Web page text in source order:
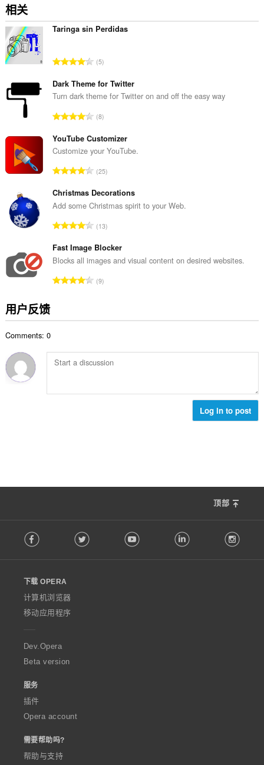
相关
Taringa sin Perdidas
总
分
次
：
5
Dark Theme for Twitter
Turn dark theme for Twitter on and off the easy way
总
分
次
：
8
YouTube Customizer
Customize your YouTube.
总
分
次
：
25
Christmas Decorations
Add some Christmas spirit to your Web.
总
分
次
：
13
Fast Image Blocker
Blocks all images and visual content on desired websites.
总
9
用户反馈
Comments: 0
Log in to post
顶部
o
w
O
p
e
a
Facebook Twitter Youtube LinkedIn
下载 OPERA
计算机浏览器
移动应用程序
Dev.Opera
Beta version
服务
插件
Opera account
需要帮助吗?
帮助与支持